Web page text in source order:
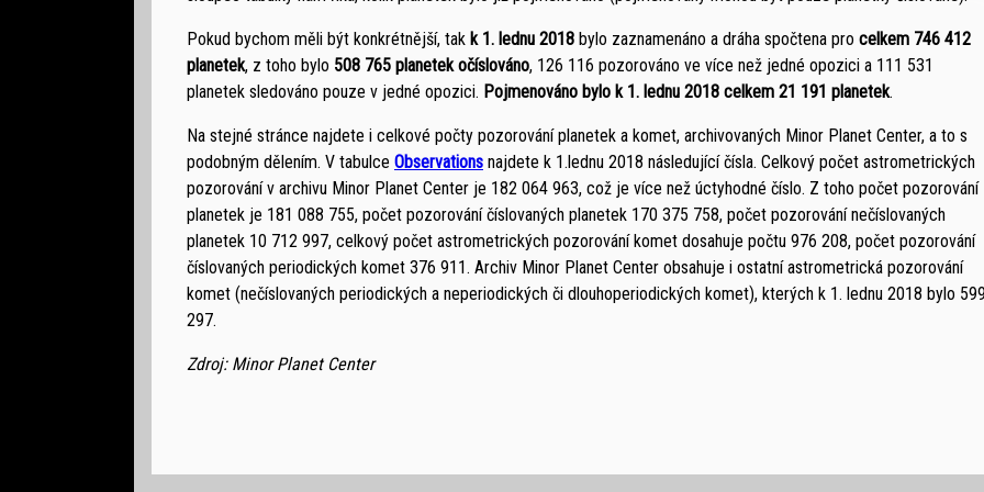
Pokud bychom měli být konkrétnější, tak k 1. lednu 2018 bylo zaznamenáno a dráha spočtena pro celkem 746 412
planetek, z toho bylo 508 765 planetek očíslováno, 126 116 pozorováno ve více než jedné opozici a 111 531
planetek sledováno pouze v jedné opozici. Pojmenováno bylo k 1. lednu 2018 celkem 21 191 planetek.
Na stejné stránce najdete i celkové počty pozorování planetek a komet, archivovaných Minor Planet Center, a to s
podobným dělením. V tabulce Observations najdete k 1.lednu 2018 následující čísla. Celkový počet astrometrických
pozorování v archivu Minor Planet Center je 182 064 963, což je více než úctyhodné číslo. Z toho počet pozorování
planetek je 181 088 755, počet pozorování číslovaných planetek 170 375 758, počet pozorování nečíslovaných
planetek 10 712 997, celkový počet astrometrických pozorování komet dosahuje počtu 976 208, počet pozorování
číslovaných periodických komet 376 911. Archiv Minor Planet Center obsahuje i ostatní astrometrická pozorování
komet (nečíslovaných periodických a neperiodických či dlouhoperiodických komet), kterých k 1. lednu 2018 bylo
297.
Zdroj: Minor Planet Center